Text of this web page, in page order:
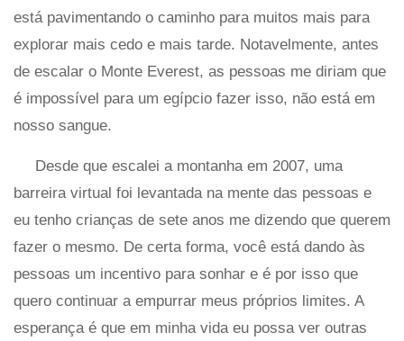
está pavimentando o caminho para muitos mais para
explorar mais cedo e mais tarde. Notavelmente, antes
de escalar o Monte Everest, as pessoas me diriam que
é impossível para um egípcio fazer isso, não está em
nosso sangue.
Desde que escalei a montanha em 2007, uma
barreira virtual foi levantada na mente das pessoas e
eu tenho crianças de sete anos me dizendo que querem
fazer o mesmo. De certa forma, você está dando às
pessoas um incentivo para sonhar e é por isso que
quero continuar a empurrar meus próprios limites. A
esperança é que em minha vida eu possa ver outras